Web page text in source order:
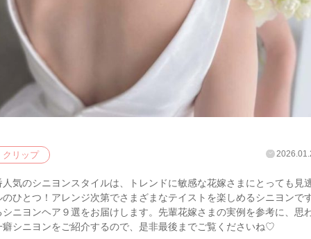
クリップ
気のシニヨンスタイルは、トレンドに敏感な花嫁さまにとっても見
ひとつ！アレンジ次第でさまざまなテイストを楽しめるシニヨンで
ニヨンヘア９選をお届けします。先輩花嫁さまの実例を参考に、思
癖シニヨンをご紹介するので、是非最後までご覧くださいね♡